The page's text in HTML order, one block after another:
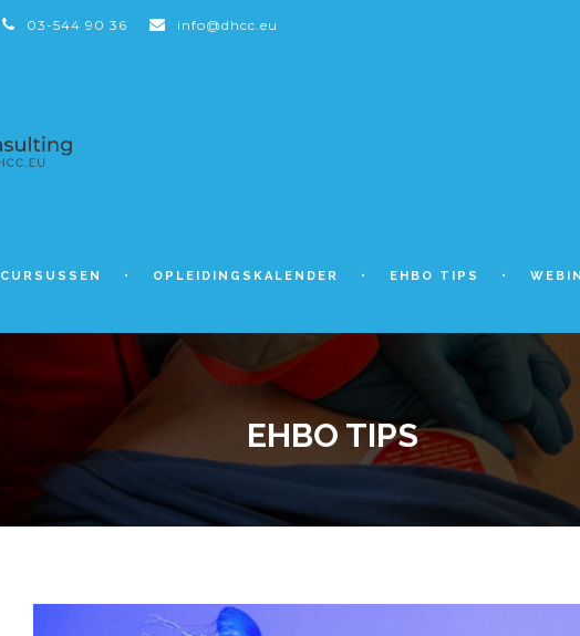
03-544 90 36 info@dhcc.eu
CURSUSSEN OPLEIDINGSKALENDER EHBO TIPS
EHBO TIPS